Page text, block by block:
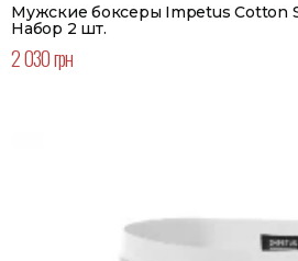
Мужские боксеры Impetus Cotton
Набор 2 шт.
2 030 грн